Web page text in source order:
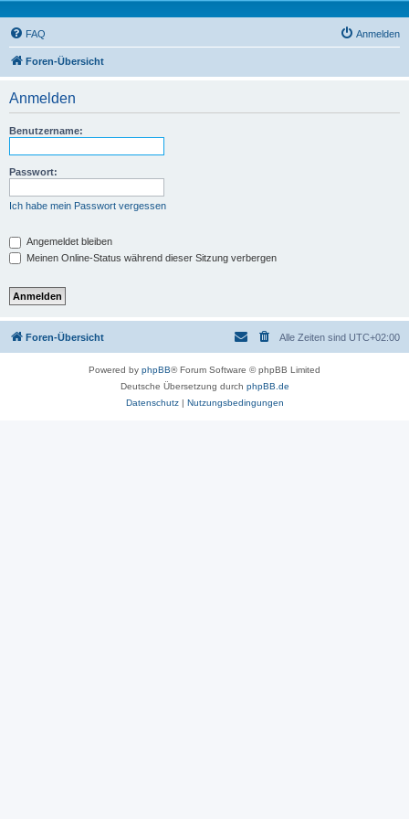
FAQ Anmelden
Foren-Übersicht
Anmelden
Benutzername:
Passwort:
Ich habe mein Passwort vergessen
Angemeldet bleiben
Meinen Online-Status während dieser Sitzung verbergen
Foren-Übersicht Alle Zeiten sind UTC+02:00
Powered by phpBB® Forum Software © phpBB Limited
Deutsche Übersetzung durch phpBB.de
Datenschutz| Nutzungsbedingungen